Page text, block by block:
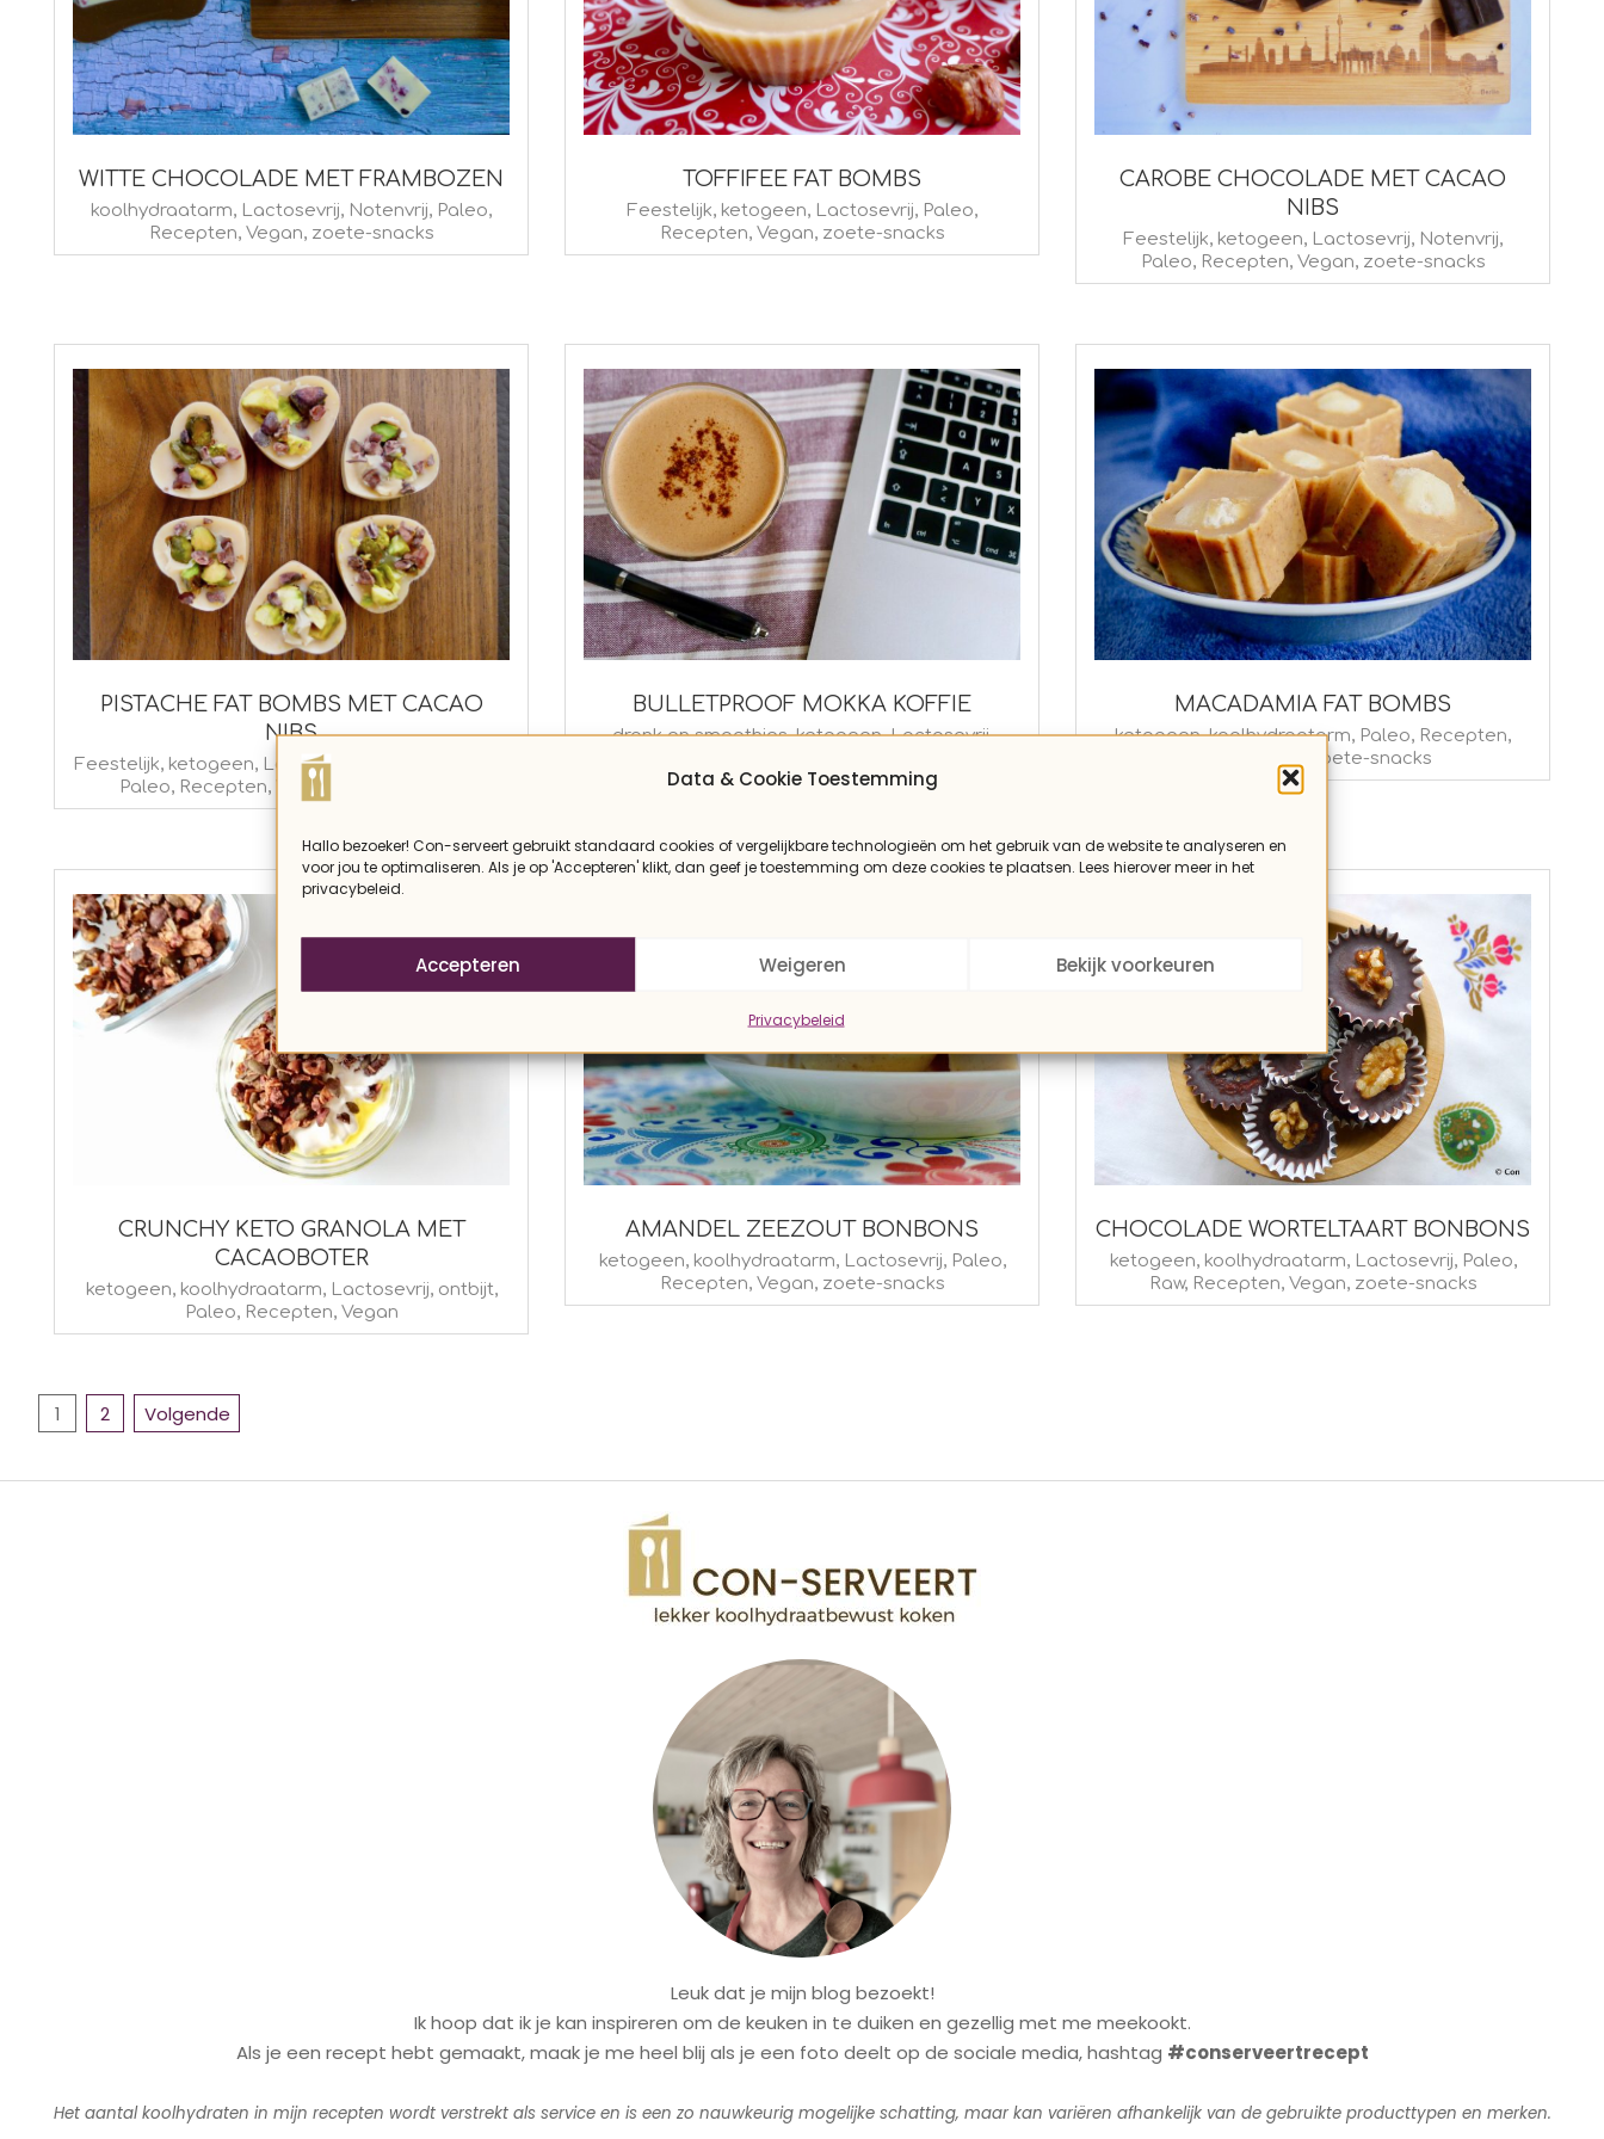
Data & Cookie Toestemming
Hallo bezoeker! Con-serveert gebruikt standaard cookies of vergelijkbare technologieën om het gebruik van de website te analyseren en
voor jou te optimaliseren. Als je op 'Accepteren' klikt, dan geef je toestemming om deze cookies te plaatsen. Lees hierover meer in het
privacybeleid.
Accepteren Weigeren Bekijk voorkeuren
Privacybeleid
WITTE CHOCOLADE MET FRAMBOZEN
2025-
koolhydraatarm, Lactosevrij, Notenvrij, Paleo,
Recepten, Vegan, zoete-snacks
TOFFIFEE FAT BOMBS
2024-Feestelijk, ketogeen, Lactosevrij, Paleo,
Recepten, Vegan, zoete-snacks
CAROBE CHOCOLADE MET CACAO
NIBS
2023-Feestelijk, ketogeen, Lactosevrij, Notenvrij,
Paleo, Recepten, Vegan, zoete-snacks
PISTACHE FAT BOMBS MET CACAO
NIBS
2023-
Feestelijk, ketogeen, Lactosevrij
Paleo, Recepten, Vegan
BULLETPROOF MOKKA KOFFIE
2022-drank en smoothies,ketogeen,Lactosevrij,
Vegan
MACADAMIA FAT BOMBS
2021-ketogeen,koolhydraatarm, Paleo, Recepten,
zoete-snacks
CRUNCHY KETO GRANOLA MET
CACAOBOTER
2019-
ketogeen, koolhydraatarm, Lactosevrij, ontbijt,
Paleo, Recepten, Vegan
AMANDEL ZEEZOUT BONBONS
2019-
ketogeen, koolhydraatarm, Lactosevrij, Paleo,
Recepten, Vegan, zoete-snacks
CHOCOLADE WORTELTAART BONBONS
2018-
ketogeen, koolhydraatarm, Lactosevrij, Paleo,
Raw, Recepten, Vegan, zoete-snacks
BERICHTEN
1 2 Volgende
Leuk dat je mijn blog bezoekt!
Ik hoop dat ik je kan inspireren om de keuken in te duiken en gezellig met me meekookt.
Als je een recept hebt gemaakt, maak je me heel blij als je een foto deelt op de sociale media, hashtag #conserveertrecept
Het aantal koolhydraten in mijn recepten wordt verstrekt als service en is een zo nauwkeurig mogelijke schatting, maar kan variëren afhankelijk van de gebruikte producttypen en merken.